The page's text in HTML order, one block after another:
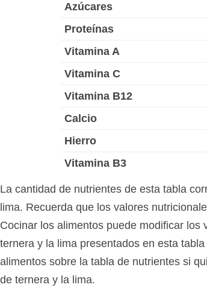
Azúcares
Proteínas
Vitamina A
Vitamina C
Vitamina B12
Calcio
Hierro
Vitamina B3
La cantidad de nutrientes de esta tabla
lima. Recuerda que los valores
Cocinar los alimentos puede modificar
ternera y la lima presentados en esta
alimentos sobre la tabla de nutrientes si
de ternera y la lima.